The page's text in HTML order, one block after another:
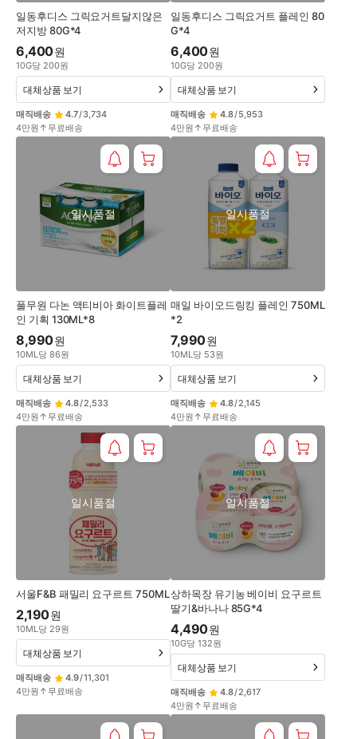
일동후디스 그릭요거트달지않은
저지방 80G*4
6,400원
10G당 200원
매직배송 4.7/3,734
4만원↑무료배송
대체상품 보기
일동후디스 그릭요거트 플레인 80
G*4
6,400원
10G당 200원
매직배송 4.8/5,953
4만원↑무료배송
대체상품 보기
풀무원 다논 액티비아 화이트플레
인 기획 130ML*8
일시품절
8,990원
10ML당 86원
매직배송 4.8/2,533
4만원↑무료배송
대체상품 보기
매일 바이오드링킹 플레인 750ML
*2
일시품절
7,990원
10ML당 53원
매직배송 4.8/2,145
4만원↑무료배송
대체상품 보기
서울F&B 패밀리 요구르트 750ML
일시품절
2,190원
10ML당 29원
매직배송 4.9/11,301
4만원↑무료배송
대체상품 보기
상하목장 유기농 베이비 요구르트
딸기&바나나 85G*4
일시품절
4,490원
10G당 132원
매직배송 4.8/2,617
4만원↑무료배송
대체상품 보기